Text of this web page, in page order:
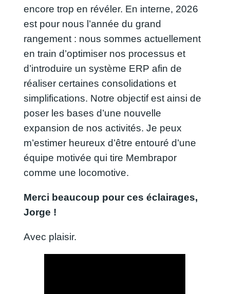
encore trop en révéler. En interne, 2026
est pour nous l’année du grand
rangement : nous sommes actuellement
en train d’optimiser nos processus et
d’introduire un système ERP afin de
réaliser certaines consolidations et
simplifications. Notre objectif est ainsi de
poser les bases d’une nouvelle
expansion de nos activités. Je peux
m’estimer heureux d’être entouré d’une
équipe motivée qui tire Membrapor
comme une locomotive.
Merci beaucoup pour ces éclairages,
Jorge !
Avec plaisir.